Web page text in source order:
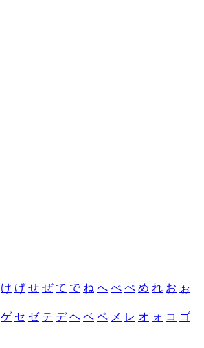
け げ せ ぜ て で ね へ べ ぺ め れ お ぉ
ゲ セ ゼ テ デ ヘ ベ ペ メ レ オ ォ コ ゴ